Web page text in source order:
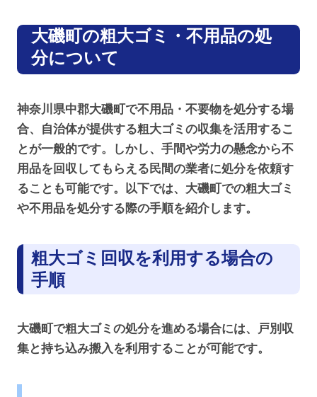
大磯町の粗大ゴミ・不用品の処
分について
神奈川県中郡大磯町で不用品・不要物を処分する場
合、自治体が提供する粗大ゴミの収集を活用するこ
とが一般的です。しかし、手間や労力の懸念から不
用品を回収してもらえる民間の業者に処分を依頼す
ることも可能です。以下では、大磯町での粗大ゴミ
や不用品を処分する際の手順を紹介します。
粗大ゴミ回収を利用する場合の
手順
大磯町で粗大ゴミの処分を進める場合には、戸別収
集と持ち込み搬入を利用することが可能です。